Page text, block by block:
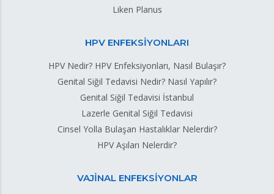
Liken Planus
HPV ENFEKSİYONLARI
HPV Nedir? HPV Enfeksiyonları, Nasıl Bulaşır?
Genital Siğil Tedavisi Nedir? Nasıl Yapılır?
Genital Siğil Tedavisi İstanbul
Lazerle Genital Siğil Tedavisi
Cinsel Yolla Bulaşan Hastalıklar Nelerdir?
HPV Aşıları Nelerdir?
VAJİNAL ENFEKSİYONLAR